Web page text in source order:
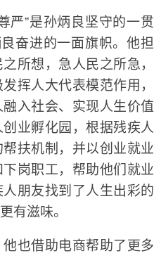
”是孙炳良坚守的一贯
奋进的一面旗帜。他担
所想，急人民之所急，
挥人大代表模范作用，
入社会、实现人生价值
业孵化园，根据残疾人
扶机制，并以创业就业
岗职工，帮助他们就业
朋友找到了人生出彩的
有滋味。
也借助电商帮助了更多